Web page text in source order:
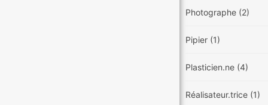
Photographe (2)
Pipier (1)
Plasticien.ne (4)
Réalisateur.trice (1)